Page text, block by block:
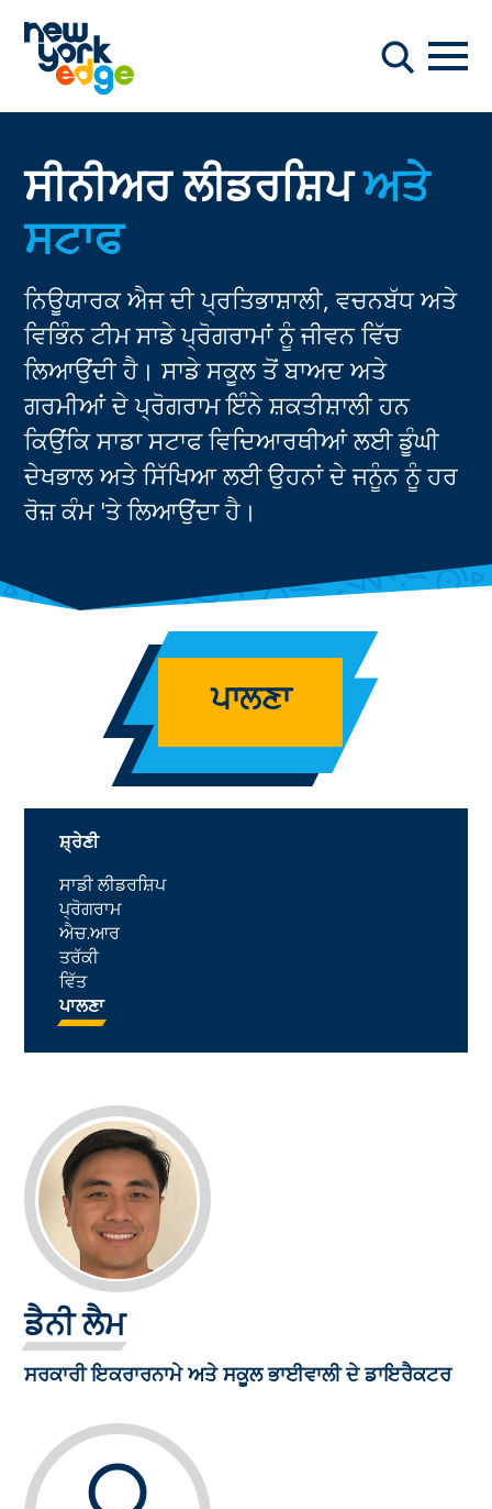
ਖੋਜ
ਸੀਨੀਅਰ ਲੀਡਰਸ਼ਿਪ ਅਤੇ
ਸਟਾਫ
ਨਿਊਯਾਰਕ ਐਜ ਦੀ ਪ੍ਰਤਿਭਾਸ਼ਾਲੀ, ਵਚਨਬੱਧ ਅਤੇ
ਵਿਭਿੰਨ ਟੀਮ ਸਾਡੇ ਪ੍ਰੋਗਰਾਮਾਂ ਨੂੰ ਜੀਵਨ ਵਿੱਚ
ਲਿਆਉਂਦੀ ਹੈ। ਸਾਡੇ ਸਕੂਲ ਤੋਂ ਬਾਅਦ ਅਤੇ
ਗਰਮੀਆਂ ਦੇ ਪ੍ਰੋਗਰਾਮ ਇੰਨੇ ਸ਼ਕਤੀਸ਼ਾਲੀ ਹਨ
ਕਿਉਂਕਿ ਸਾਡਾ ਸਟਾਫ ਵਿਦਿਆਰਥੀਆਂ ਲਈ ਡੂੰਘੀ
ਦੇਖਭਾਲ ਅਤੇ ਸਿੱਖਿਆ ਲਈ ਉਹਨਾਂ ਦੇ ਜਨੂੰਨ ਨੂੰ ਹਰ
ਰੋਜ਼ ਕੰਮ 'ਤੇ ਲਿਆਉਂਦਾ ਹੈ।
ਪਾਲਣਾ
ਸ਼੍ਰੇਣੀ
ਸਾਡੀ ਲੀਡਰਸ਼ਿਪ
ਪ੍ਰੋਗਰਾਮ
ਐਚ.ਆਰ
ਤਰੱਕੀ
ਵਿੱਤ
ਪਾਲਣਾ
ਡੈਨੀ ਲੈਮ
ਸਰਕਾਰੀ ਇਕਰਾਰਨਾਮੇ ਅਤੇ ਸਕੂਲ ਭਾਈਵਾਲੀ ਦੇ ਡਾਇਰੈਕਟਰ